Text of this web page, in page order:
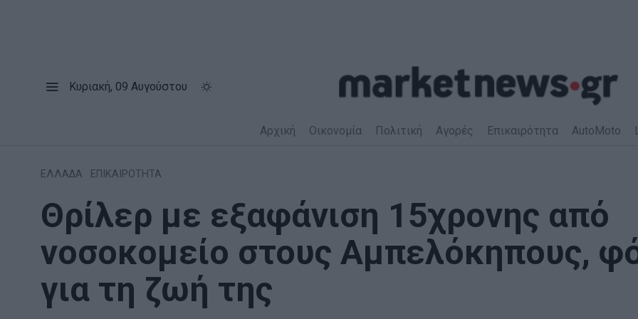
Κυριακή, 09 Αυγούστου
Αρχική Οικονομία Πολιτική Αγορές Επικαιρότητα AutoMoto
ΕΛΛΑΔΑ ΕΠΙΚΑΙΡΟΤΗΤΑ
Θρίλερ με εξαφάνιση 15χρονης από
νοσοκομείο στους Αμπελόκηπους,
για τη ζωή της